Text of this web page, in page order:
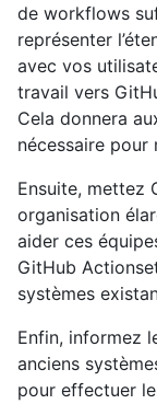
de workflows
représenter
avec vos
travail vers
Cela donnera
nécessaire
Ensuite, mettez
organisation
aider ces
GitHub
systèmes
Enfin, informez
anciens
pour effectuer